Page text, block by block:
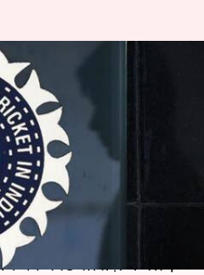
वनडे सीरीज़ के
है BCCI,
12:52 pm
भारतीय सरकार से
की वनडे सीरीज़ के लिए